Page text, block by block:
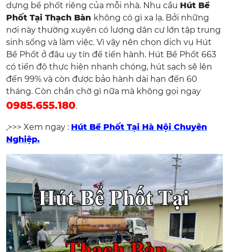
dựng bể phốt riêng của mỗi nhà. Nhu cầu Hút Bể
Phốt Tại Thạch Bàn không có gì xa lạ. Bởi những
nơi này thường xuyên có lượng dân cư lớn tập trung
sinh sống và làm việc. Vì vậy nên chọn dịch vụ Hút
Bể Phốt ở đâu uy tín để tiến hành. Hút Bể Phốt 663
có tiến độ thực hiện nhanh chóng, hút sạch sẽ lên
đến 99% và còn được bảo hành dài hạn đến 60
tháng. Còn chần chờ gì nữa mà không gọi ngay
0985.655.180.
,>>> Xem ngay : Hút Bể Phốt Tại Hà Nội Chuyên
Nghiệp.